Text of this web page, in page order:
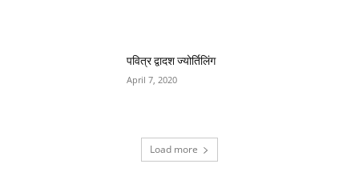
पवित्र द्वादश ज्योर्तिलिंग
April 7, 2020
Load more